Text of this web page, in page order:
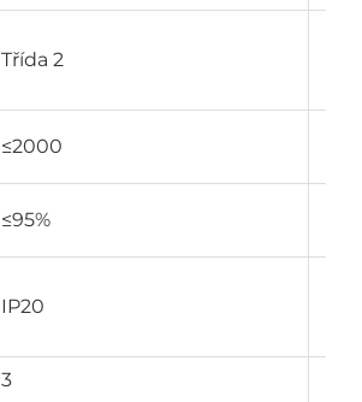
Třída 2
≤2000
≤95%
IP20
3